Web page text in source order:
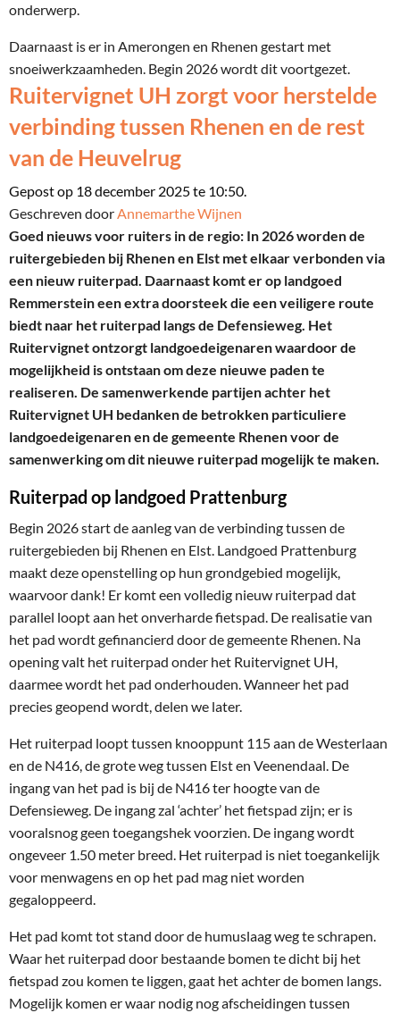
onderwerp.
Daarnaast is er in Amerongen en Rhenen gestart met
snoeiwerkzaamheden. Begin 2026 wordt dit voortgezet.
Ruitervignet UH zorgt voor herstelde
verbinding tussen Rhenen en de rest
van de Heuvelrug
Gepost op 18 december 2025 te 10:50.
Geschreven doorAnnemarthe Wijnen
Goed nieuws voor ruiters in de regio: In 2026 worden de
ruitergebieden bij Rhenen en Elst met elkaar verbonden via
een nieuw ruiterpad. Daarnaast komt er op landgoed
Remmerstein een extra doorsteek die een veiligere route
biedt naar het ruiterpad langs de Defensieweg. Het
Ruitervignet ontzorgt landgoedeigenaren waardoor de
mogelijkheid is ontstaan om deze nieuwe paden te
realiseren. De samenwerkende partijen achter het
Ruitervignet UH bedanken de betrokken particuliere
landgoedeigenaren en de gemeente Rhenen voor de
samenwerking om dit nieuwe ruiterpad mogelijk te maken.
Ruiterpad op landgoed Prattenburg
Begin 2026 start de aanleg van de verbinding tussen de
ruitergebieden bij Rhenen en Elst. Landgoed Prattenburg
maakt deze openstelling op hun grondgebied mogelijk,
waarvoor dank! Er komt een volledig nieuw ruiterpad dat
parallel loopt aan het onverharde fietspad. De realisatie van
het pad wordt gefinancierd door de gemeente Rhenen. Na
opening valt het ruiterpad onder het Ruitervignet UH,
daarmee wordt het pad onderhouden. Wanneer het pad
precies geopend wordt, delen we later.
Het ruiterpad loopt tussen knooppunt 115 aan de Westerlaan
en de N416, de grote weg tussen Elst en Veenendaal. De
ingang van het pad is bij de N416 ter hoogte van de
Defensieweg. De ingang zal ‘achter’ het fietspad zijn; er is
vooralsnog geen toegangshek voorzien. De ingang wordt
ongeveer 1.50 meter breed. Het ruiterpad is niet toegankelijk
voor menwagens en op het pad mag niet worden
gegaloppeerd.
Het pad komt tot stand door de humuslaag weg te schrapen.
Waar het ruiterpad door bestaande bomen te dicht bij het
fietspad zou komen te liggen, gaat het achter de bomen langs.
Mogelijk komen er waar nodig nog afscheidingen tussen